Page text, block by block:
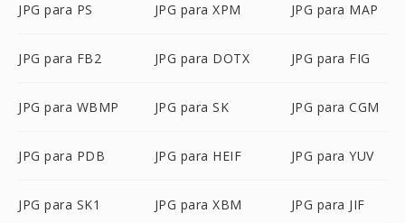
JPG para PS JPG para XPM JPG para MAP
JPG para FB2 JPG para DOTX JPG para FIG
JPG para WBMP JPG para SK JPG para CGM
JPG para PDB JPG para HEIF JPG para YUV
JPG para SK1 JPG para XBM JPG para JIF